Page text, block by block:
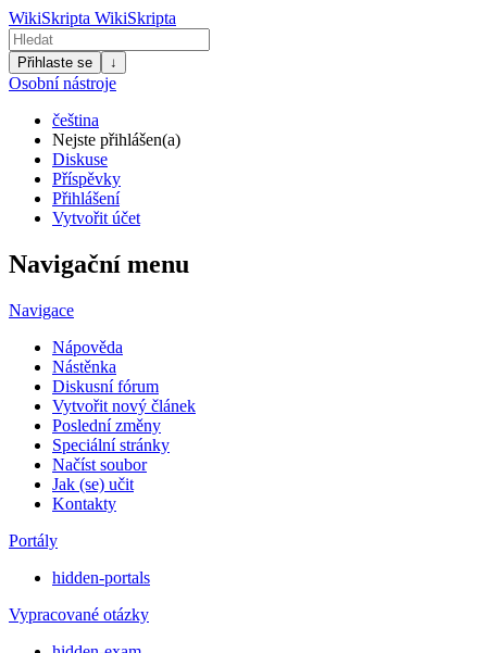
WikiSkripta WikiSkripta
Přihlaste se ↓
Osobní nástroje
čeština
Nejste přihlášen(a)
Diskuse
Příspěvky
Přihlášení
Vytvořit účet
Navigační menu
Navigace
Nápověda
Nástěnka
Diskusní fórum
Vytvořit nový článek
Poslední změny
Speciální stránky
Načíst soubor
Jak (se) učit
Kontakty
Portály
hidden-portals
Vypracované otázky